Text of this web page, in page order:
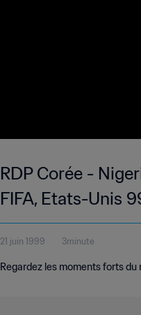
RDP Corée -
FIFA, Etats-Unis
21 juin 1999 3minute
Regardez les moments forts